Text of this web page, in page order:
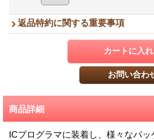
返品特約に関する重要事項
商品詳細
ICプログラマに装着し、様々なパ